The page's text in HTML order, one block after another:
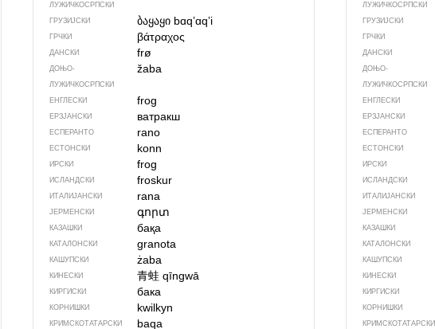
ЛУЖИЧКОСРПСКИ
ГРУЗИЈСКИ ბაყაყი bɑqʼɑqʼi
ГРЧКИ βάτραχος
ДАНСКИ frø
ДОЊО­
ЛУЖИЧКОСРПСКИ
žaba
ЕНГЛЕСКИ frog
ЕРЗЈАНСКИ ватракш
ЕСПЕРАНТО rano
ЕСТОНСКИ konn
ИРСКИ frog
ИСЛАНДСКИ froskur
ИТАЛИЈАНСКИ rana
ЈЕРМЕНСКИ գորտ
КАЗАШКИ бақа
КАТАЛОНСКИ granota
КАШУПСКИ żaba
КИНЕСКИ 青蛙 qīngwā
КИРГИСКИ бака
КОРНИШКИ kwilkyn
КРИМСКОТАТАРСКИ baqa
ЛУЖИЧКОСРПСКИ
ГРУЗИЈСКИ
ГРЧКИ
ДАНСКИ
ДОЊО­
ЛУЖИЧКОСРПСКИ
ЕНГЛЕСКИ
ЕРЗЈАНСКИ
ЕСПЕРАНТО
ЕСТОНСКИ
ИРСКИ
ИСЛАНДСКИ
ИТАЛИЈАНСКИ
ЈЕРМЕНСКИ
КАЗАШКИ
КАТАЛОНСКИ
КАШУПСКИ
КИНЕСКИ
КИРГИСКИ
КОРНИШКИ
КРИМСКОТАТАРСКИ